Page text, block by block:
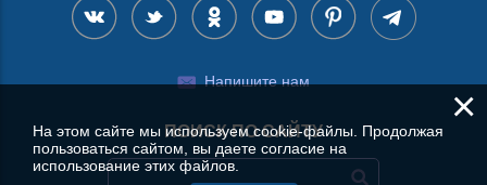
Напишите нам
ПОИСК ПО САЙТУ
×
На этом сайте мы используем cookie-файлы. Продолжая
пользоваться сайтом, вы даете согласие на
использование этих файлов.